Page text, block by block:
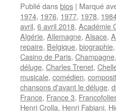
Publié dansbios | Marqué
1974, 1976, 1977, 1978,
avril, 6 avril 2018, Académie
Algérie, Allemagne, Alsace,
repaire, Belgique, biographie,
Casino de Paris, Champagne,
déluge, Charles Trenet,
musicale, comédien,
chansons d'avant le déluge,
France, France 3,
Henri Crolla, Henri Fabiani,